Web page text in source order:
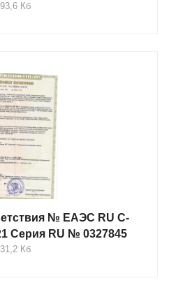
Кб
№ ЕАЭС RU C-
Серия RU № 0327845
Кб